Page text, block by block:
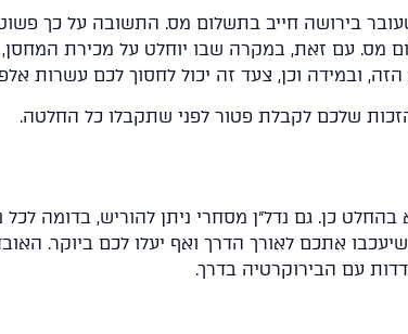
בירושה חייב בתשלום מס. התשובה על כך
מס. עם זאת, במקרה שבו יוחלט על מכירת
ובמידה וכן, צעד זה יכול לחסוך לכם עשרות
שלכם לקבלת פטור לפני שתקבלו כל החלטה.
כן. גם נדל"ן מסחרי ניתן להוריש, בדומה
אתכם לאורך הדרך ואף יעלו לכם ביוקר.
עם הבירוקרטיה בדרך.